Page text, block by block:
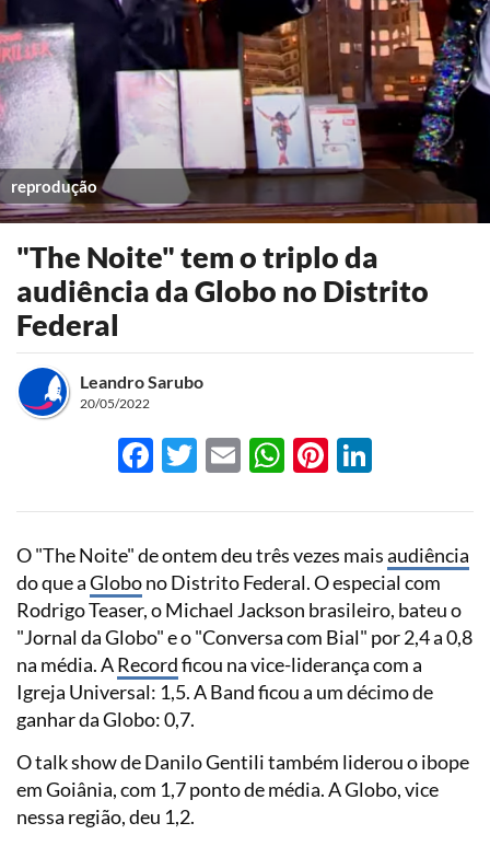
reprodução
"The Noite" tem o triplo da
audiência da Globo no Distrito
Federal
Leandro Sarubo
20/05/2022
Facebook
Twitter
EmailWhatsApp
Pinterest
O "The Noite" de ontem deu três vezes maisaudiência
do que aGlobono Distrito Federal. O especial com
Rodrigo Teaser, o Michael Jackson brasileiro, bateu o
"Jornal da Globo" e o "Conversa com Bial" por 2,4 a 0,8
na média. ARecordficou na vice-liderança com a
Igreja Universal: 1,5. A Band ficou a um décimo de
ganhar da Globo: 0,7.
O talk show de Danilo Gentili também liderou o ibope
em Goiânia, com 1,7 ponto de média. A Globo, vice
nessa região, deu 1,2.